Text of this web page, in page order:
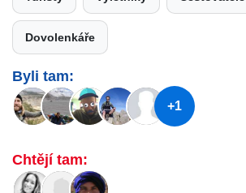
Dovolenkáře
Byli tam:
+1
Chtějí tam: